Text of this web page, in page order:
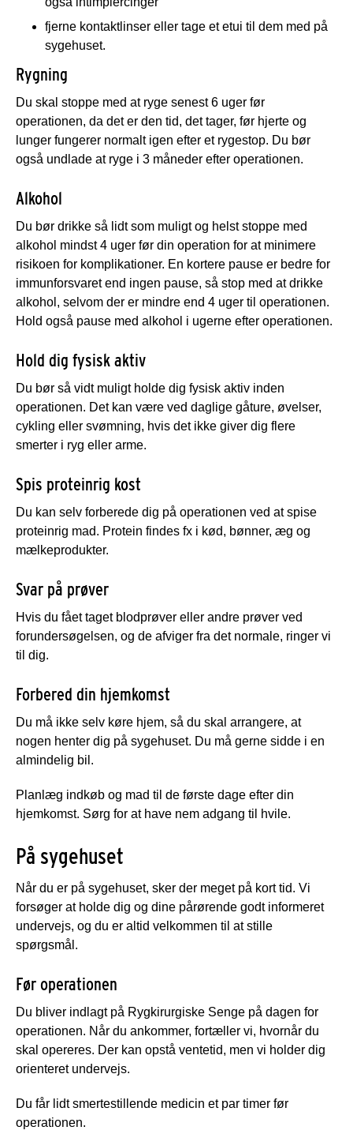
fjerne kontaktlinser eller tage et etui til dem med på
sygehuset.
Rygning
Du skal stoppe med at ryge senest 6 uger før
operationen, da det er den tid, det tager, før hjerte og
lunger fungerer normalt igen efter et rygestop. Du bør
også undlade at ryge i 3 måneder efter operationen.
Alkohol
Du bør drikke så lidt som muligt og helst stoppe med
alkohol mindst 4 uger før din operation for at minimere
risikoen for komplikationer. En kortere pause er bedre for
immunforsvaret end ingen pause, så stop med at drikke
alkohol, selvom der er mindre end 4 uger til operationen.
Hold også pause med alkohol i ugerne efter operationen.
Hold dig fysisk aktiv
Du bør så vidt muligt holde dig fysisk aktiv inden
operationen. Det kan være ved daglige gåture, øvelser,
cykling eller svømning, hvis det ikke giver dig flere
smerter i ryg eller arme.
Spis proteinrig kost
Du kan selv forberede dig på operationen ved at spise
proteinrig mad. Protein findes fx i kød, bønner, æg og
mælkeprodukter.
Svar på prøver
Hvis du fået taget blodprøver eller andre prøver ved
forundersøgelsen, og de afviger fra det normale, ringer vi
til dig.
Forbered din hjemkomst
Du må ikke selv køre hjem, så du skal arrangere, at
nogen henter dig på sygehuset. Du må gerne sidde i en
almindelig bil.
Planlæg indkøb og mad til de første dage efter din
hjemkomst. Sørg for at have nem adgang til hvile.
På sygehuset
Når du er på sygehuset, sker der meget på kort tid. Vi
forsøger at holde dig og dine pårørende godt informeret
undervejs, og du er altid velkommen til at stille
spørgsmål.
Før operationen
Du bliver indlagt på Rygkirurgiske Senge på dagen for
operationen. Når du ankommer, fortæller vi, hvornår du
skal opereres. Der kan opstå ventetid, men vi holder dig
orienteret undervejs.
Du får lidt smertestillende medicin et par timer før
operationen.